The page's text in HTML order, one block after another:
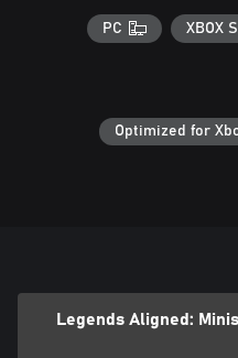
XBOX
PC
Optimized for
Legends Aligned: